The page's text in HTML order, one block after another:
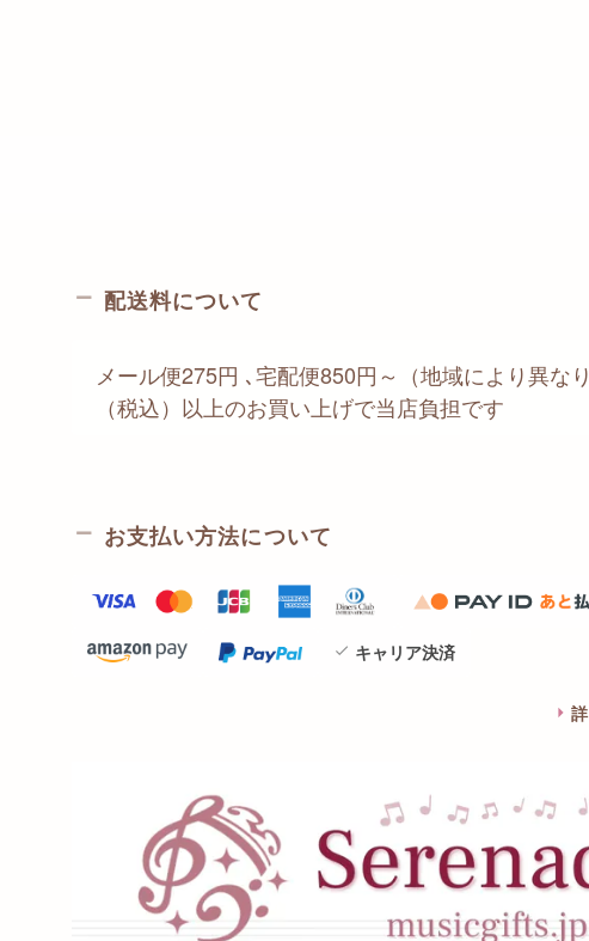
配送料について
メール便275円 ､宅配便850円～（地域により異な
（税込）以上のお買い上げで当店負担です
お支払い方法について
キャリア決済